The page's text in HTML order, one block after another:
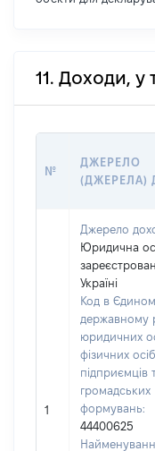
11. Доходи, у
№
ДЖЕРЕЛО
(ДЖЕРЕЛА)
1
Джерело
Юридична
Україні
Код в
державному
юридичних
фізичних
підприємців
громадських
формувань:
44400625